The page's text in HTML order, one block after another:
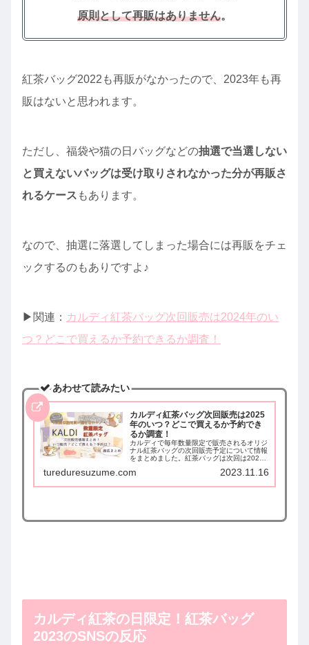
原則として再販はありません。
紅茶バッグ2022も再販がなかったので、2023年も再
販はないと思われます。
ただし、福袋や猫の日バッグなどの抽選で当選しない
と買えないバッグは受け取りされなかった分が再販さ
れるケース もあります。
なので、抽選に落選してしまった場合には再販をチェ
ックするのもありですよ♪
▶︎関連： カルディ紅茶バッグ次回販売は2024年のい
つ？どこで買えるか予約できるか調査！
あわせて読みたい
カルディ紅茶バッグ次回販売は2025
年のいつ？どこで買えるか予約でき
るか調査！
カルディで毎年数量限定で販売されるオリジ
ナル紅茶バッグの次回販売予定について情報
をまとめました。紅茶バッグは次回は2025
か。また予約できるのかなども調べてまとめ
tureduresuzume.com 2023.11.16
カルディ紅茶の日限定！紅茶バッグ
2023のSNSの反応